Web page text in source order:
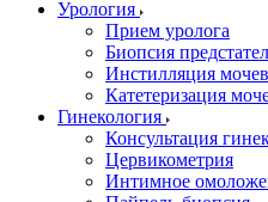
Урология
Прием уролога
Биопсия
Инстилляция
Катетеризация
Гинекология
Консультация
Цервикометрия
Интимное